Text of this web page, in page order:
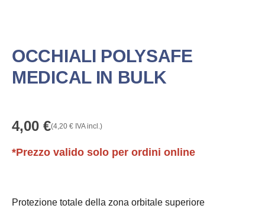
OCCHIALI POLYSAFE
MEDICAL IN BULK
4,00 €(4,20 € IVA incl.)
*Prezzo valido solo per ordini online
Protezione totale della zona orbitale superiore